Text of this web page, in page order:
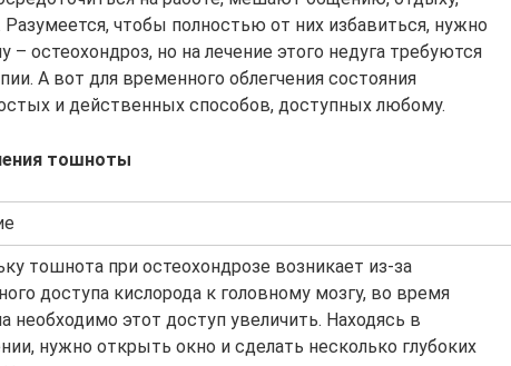
чтобы полностью от них избавиться, нужно
– остеохондроз, но на лечение этого недуга требуются
А вот для временного облегчения состояния
и действенных способов, доступных любому.
тошноты
тошнота при остеохондрозе возникает из-за
доступа кислорода к головному мозгу, во время
необходимо этот доступ увеличить. Находясь в
нужно открыть окно и сделать несколько глубоких